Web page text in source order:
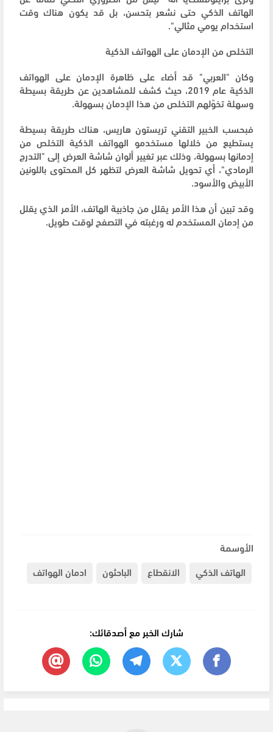
الهاتف الذكي حتى نشعر بتحسن، بل قد يكون هناك وقت
استخدام يومي مثالي".
التخلص من الإدمان على الهواتف الذكية
وكان "العربي" قد أضاء على ظاهرة الإدمان على الهواتف
الذكية عام 2019، حيث كشف للمشاهدين عن طريقة بسيطة
وسهلة تخوّلهم التخلص من هذا الإدمان بسهولة.
فبحسب الخبير التقني تريستون هاريس، هناك طريقة بسيطة
يستطيع من خلالها مستخدمو الهواتف الذكية التخلص من
إدمانها بسهولة، وذلك عبر تغيير ألوان شاشة العرض إلى "التدرج
الرمادي"، أي تحويل شاشة العرض لتظهر كل المحتوى باللونين
الأبيض والأسود.
وقد تبين أن هذا الأمر يقلل من جاذبية الهاتف، الأمر الذي يقلل
من إدمان المستخدم له ورغبته في التصفح لوقت طويل.
الأوسمة
الهاتف الذكي
الانقطاع الباحثون ادمان الهواتف
شارك الخبر مع أصدقائك: